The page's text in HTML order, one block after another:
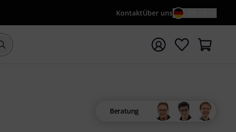
KontaktÜber uns
Suche mit Suchwort {searchTerm} starten
Beratung